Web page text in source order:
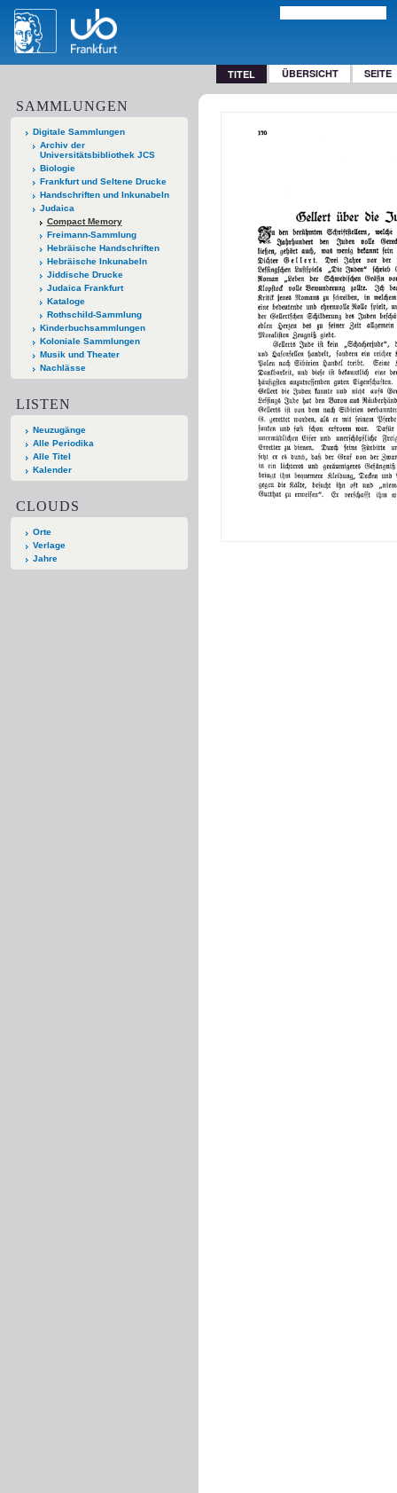
TITEL ÜBERSICHT SEITE
SAMMLUNGEN
Digitale Sammlungen
Archiv der
Universitätsbibliothek JCS
Biologie
Frankfurt und Seltene Drucke
Handschriften und Inkunabeln
Judaica
Compact Memory
Freimann-Sammlung
Hebräische Handschriften
Hebräische Inkunabeln
Jiddische Drucke
Judaica Frankfurt
Kataloge
Rothschild-Sammlung
Kinderbuchsammlungen
Koloniale Sammlungen
Musik und Theater
Nachlässe
LISTEN
Neuzugänge
Alle Periodika
Alle Titel
Kalender
CLOUDS
Orte
Verlage
Jahre